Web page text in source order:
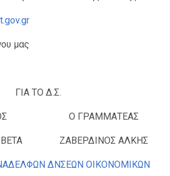
μας
ΓΙΑ ΤΟ Δ.Σ.
Ο ΓΡΑΜΜΑΤΕΑΣ
ΖΑΒΕΡΔΙΝΟΣ ΑΛΚΗΣ
ΔΝΣΕΩΝ ΟΙΚΟΝΟΜΙΚΩΝ